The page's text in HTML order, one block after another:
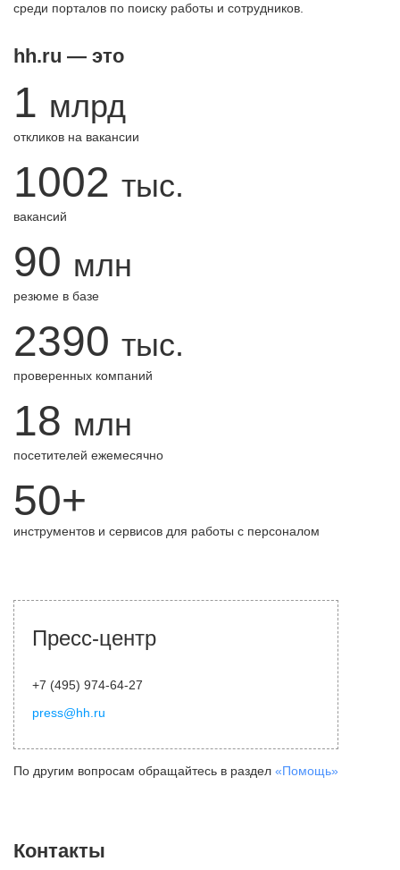
среди порталов по поиску работы и сотрудников.
hh.ru — это
1 млрд
откликов на вакансии
1002 тыс.
вакансий
90 млн
резюме в базе
2390 тыс.
проверенных компаний
18 млн
посетителей ежемесячно
50+
инструментов и сервисов для работы с персоналом
Пресс-центр
+7 (495) 974-64-27
press@hh.ru
По другим вопросам обращайтесь в раздел «Помощь»
Контакты